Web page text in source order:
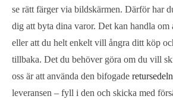
se rätt färger via bildskärmen. Därför har
dig att byta dina varor. Det kan handla om
eller att du helt enkelt vill ångra ditt köp
tillbaka. Det du behöver göra om du vill
oss är att använda den bifogade retursedeln
leveransen – fyll i den och skicka med